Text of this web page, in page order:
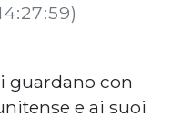
guardano con
e ai suoi